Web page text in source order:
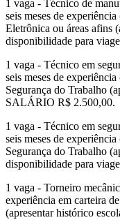
1 vaga - Técnico de
seis meses de
Eletrônica ou áreas afins
disponibilidade para
1 vaga - Técnico em
seis meses de
Segurança do Trabalho
SALÁRIO R$ 2.500,00.
1 vaga - Técnico em
seis meses de
Segurança do Trabalho
disponibilidade para
1 vaga - Torneiro
experiência em carteira
(apresentar histórico